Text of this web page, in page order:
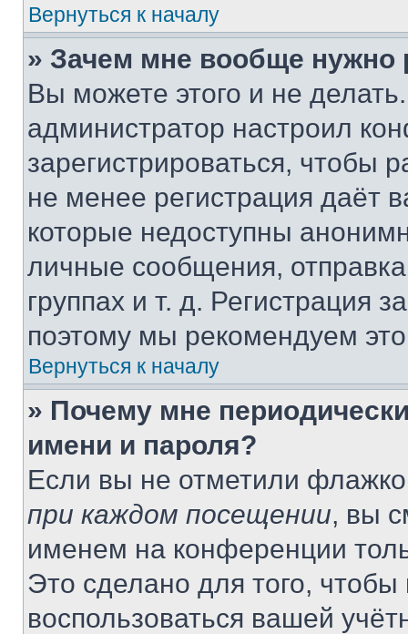
Вернуться к началу
» Зачем мне вообще нужно
Вы можете этого и не
администратор настроил
зарегистрироваться, чтобы
не менее регистрация даёт
которые недоступны
личные сообщения,
группах и т. д. Регистрация
поэтому мы рекомендуем
Вернуться к началу
» Почему мне
имени и пароля?
Если вы не отметили
при каждом посещении, вы
именем на конференции
Это сделано для того, чтобы
воспользоваться вашей